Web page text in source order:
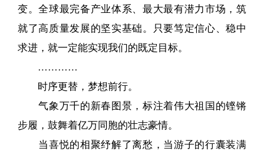
变。全球最完备产业体系、最大最有潜力市场，筑
就了高质量发展的坚实基础。只要笃定信心、稳中
求进，就一定能实现我们的既定目标。
…………
时序更替，梦想前行。
气象万千的新春图景，标注着伟大祖国的铿锵
步履，鼓舞着亿万同胞的壮志豪情。
当喜悦的相聚纾解了离愁，当游子的行囊装满